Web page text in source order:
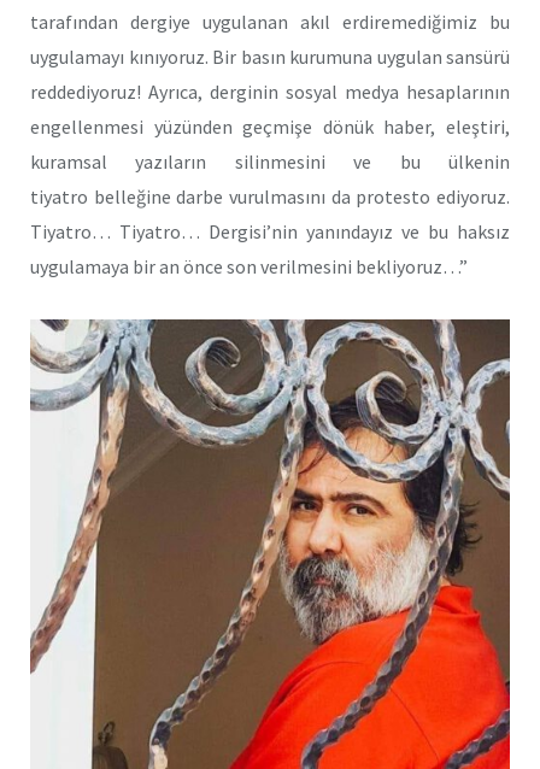
tarafından dergiye uygulanan akıl erdiremediğimiz bu
uygulamayı kınıyoruz. Bir basın kurumuna uygulan sansürü
reddediyoruz! Ayrıca, derginin sosyal medya hesaplarının
engellenmesi yüzünden geçmişe dönük haber, eleştiri,
kuramsal yazıların silinmesini ve bu ülkenin
tiyatro belleğine darbe vurulmasını da protesto ediyoruz.
Tiyatro… Tiyatro… Dergisi’nin yanındayız ve bu haksız
uygulamaya bir an önce son verilmesini bekliyoruz…”